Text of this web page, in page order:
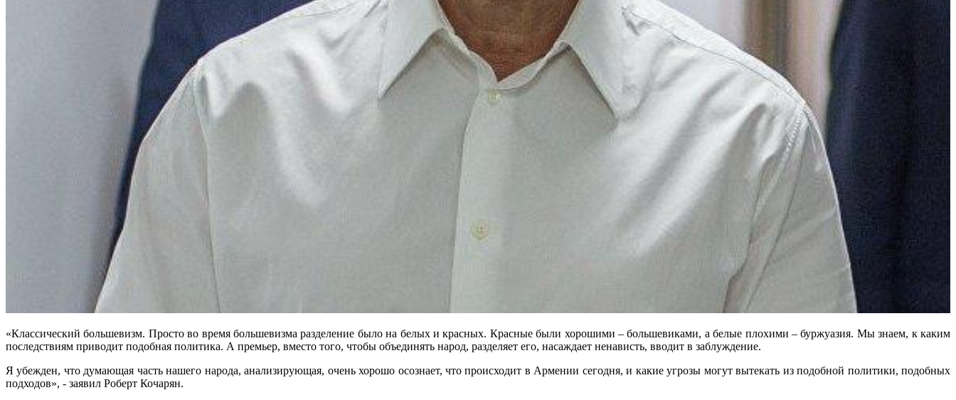
«Классический большевизм. Просто во время большевизма разделение было на белых и красных. Красные были хорошими – большевиками, а белые плохими – буржуазия. Мы знаем, к каким
последствиям приводит подобная политика. А премьер, вместо того, чтобы объединять народ, разделяет его, насаждает ненависть, вводит в заблуждение.
Я убежден, что думающая часть нашего народа, анализирующая, очень хорошо осознает, что происходит в Армении сегодня, и какие угрозы могут вытекать из подобной политики, подобных
подходов», - заявил Роберт Кочарян.